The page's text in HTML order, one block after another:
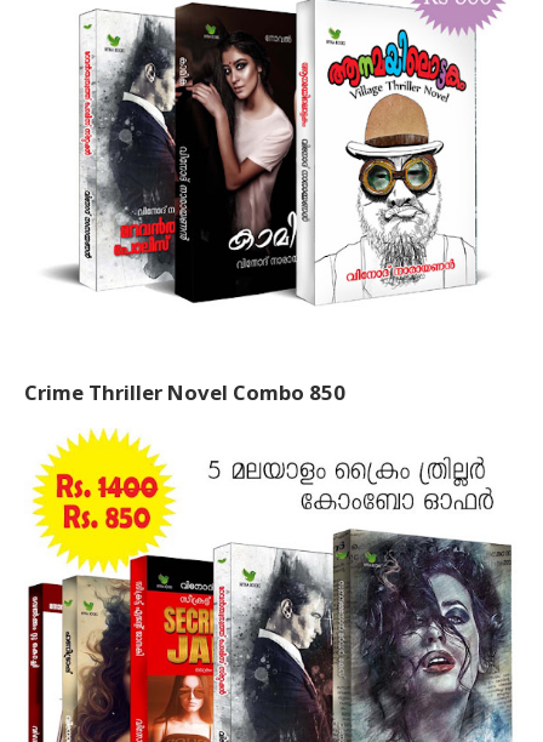
Crime Thriller Novel Combo 850